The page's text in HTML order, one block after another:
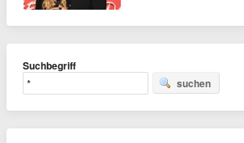
Suchbegriff
suchen